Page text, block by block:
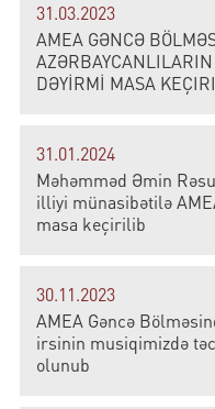
31.03.2023
AMEA GƏNCƏ
AZƏRBAYCANLILARIN
DƏYİRMİ MASA
31.01.2024
Məhəmməd Əmin
illiyi münasibətilə
masa keçirilib
30.11.2023
AMEA Gəncə
irsinin musiqimizdə
olunub